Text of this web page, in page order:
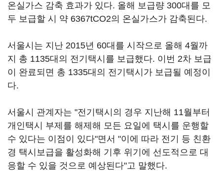
온실가스 감축 효과가 있다. 올해 보급량 300대를 모
두 보급할 시 약 6367tCO2의 온실가스가 감축된다.
서울시는 지난 2015년 60대를 시작으로 올해 4월까
지 총 1135대의 전기택시를 보급했다. 이번 2차 보급
이 완료되면 총 1335대의 전기택시가 보급될 예정이
다.
서울시 관계자는 "전기택시의 경우 지난해 11월부터
개인택시 부제를 해제해 모든 요일에 택시를 운행할
수 있다는 이점이 있다"면서 "이에 따라 전기 등 친환
경 택시보급을 활성화해 기후 위기에 선도적으로 대
응할 수 있을 것으로 예상된다"고 말했다.